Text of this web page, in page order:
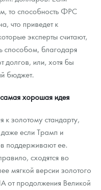
то способность ФРС
что приведет к
эксперты считают,
способом, благодаря
долгов, или, хотя бы
бюджет.
хорошая идея
золотому стандарту,
если Трамп и
поддерживают ее.
сходятся во
мягкой версии золотого
от продолжения Великой